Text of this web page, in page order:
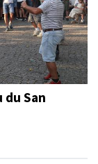
San